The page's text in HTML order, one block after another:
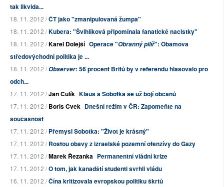
tak likvida...
18. 11. 2012 /ČT jako "zmanipulovaná žumpa"
18. 11. 2012 /Kubera: "Švihlíková připomínala fanatické nacistky"
18. 11. 2012 /Karel Dolejší Operace "Obranný pilíř": Obamova
středovýchodní politika je ...
18. 11. 2012 /Observer: 56 procent Britů by v referendu hlasovalo pro
odch...
17. 11. 2012 /Jan Čulík Klaus a Sobotka se už bojí občanů
17. 11. 2012 /Boris Cvek Dnešní režim v ČR: Zapomeňte na
současnost
17. 11. 2012 /Přemysl Sobotka: "Život je krásný"
17. 11. 2012 /Rostou obavy z izraelské pozemní ofenzívy do Gazy
17. 11. 2012 /Marek Řezanka Permanentní vládní krize
17. 11. 2012 /O tom, jak kanadští studenti svrhli vládu
16. 11. 2012 /Čína kritizovala evropskou politiku škrtů